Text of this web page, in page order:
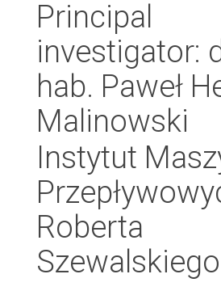
Principal
investigator:
hab. Paweł
Malinowski
Instytut
Roberta